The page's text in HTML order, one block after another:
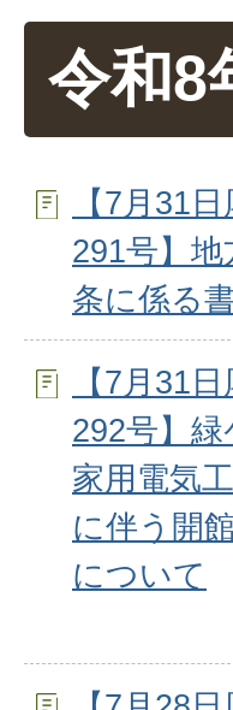
令和8
【7月31
291号】
条に係る
【7月31
292号】緑
家用電気
に伴う開
について